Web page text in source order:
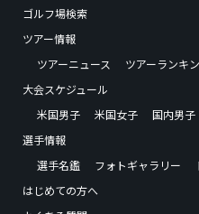
ゴルフ場検索
ツアー情報
ツアーニュース
ツアーランキ
大会スケジュール
米国男子
米国女子 国内男子
選手情報
選手名鑑
フォトギャラリー
はじめての方へ